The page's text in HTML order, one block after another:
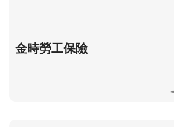
金時勞工保險